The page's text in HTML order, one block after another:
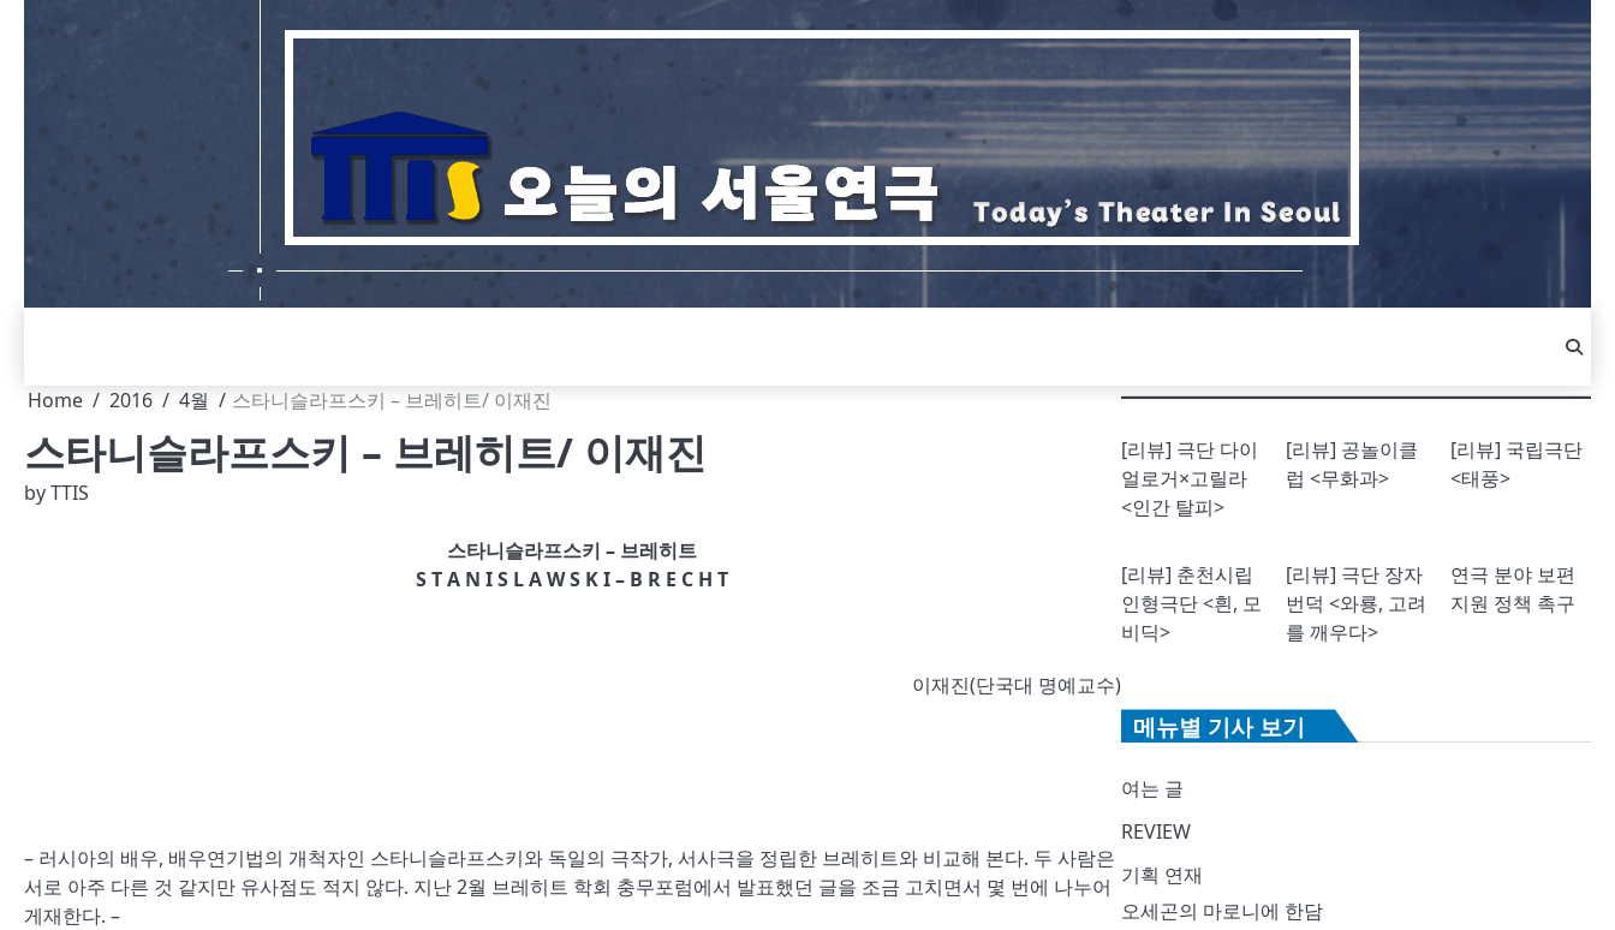
Home 2016 4월 스타니슬라프스키 – 브레히트/ 이재진
스타니슬라프스키 – 브레히트/ 이재진
byTTIS
스타니슬라프스키 – 브레히트
S T A N I S L A W S K I – B R E C H T
이재진(단국대 명예교수)
– 러시아의 배우, 배우연기법의 개척자인 스타니슬라프스키와 독일의 극작가, 서사극을 정립한 브레히트와 비교해 본다. 두 사람은
서로 아주 다른 것 같지만 유사점도 적지 않다. 지난 2월 브레히트 학회 충무포럼에서 발표했던 글을 조금 고치면서 몇 번에 나누어
게재한다. –
[리뷰] 극단 다이
얼로거×고릴라
<인간 탈피>
[리뷰] 공놀이클
럽 <무화과>
[리뷰] 국립극단
<태풍>
[리뷰] 춘천시립
인형극단 <흰, 모
비딕>
[리뷰] 극단 장자
번덕 <와룡, 고려
를 깨우다>
연극 분야 보편
지원 정책 촉구
메뉴별 기사 보기
여는 글
REVIEW
기획 연재
오세곤의 마로니에 한담